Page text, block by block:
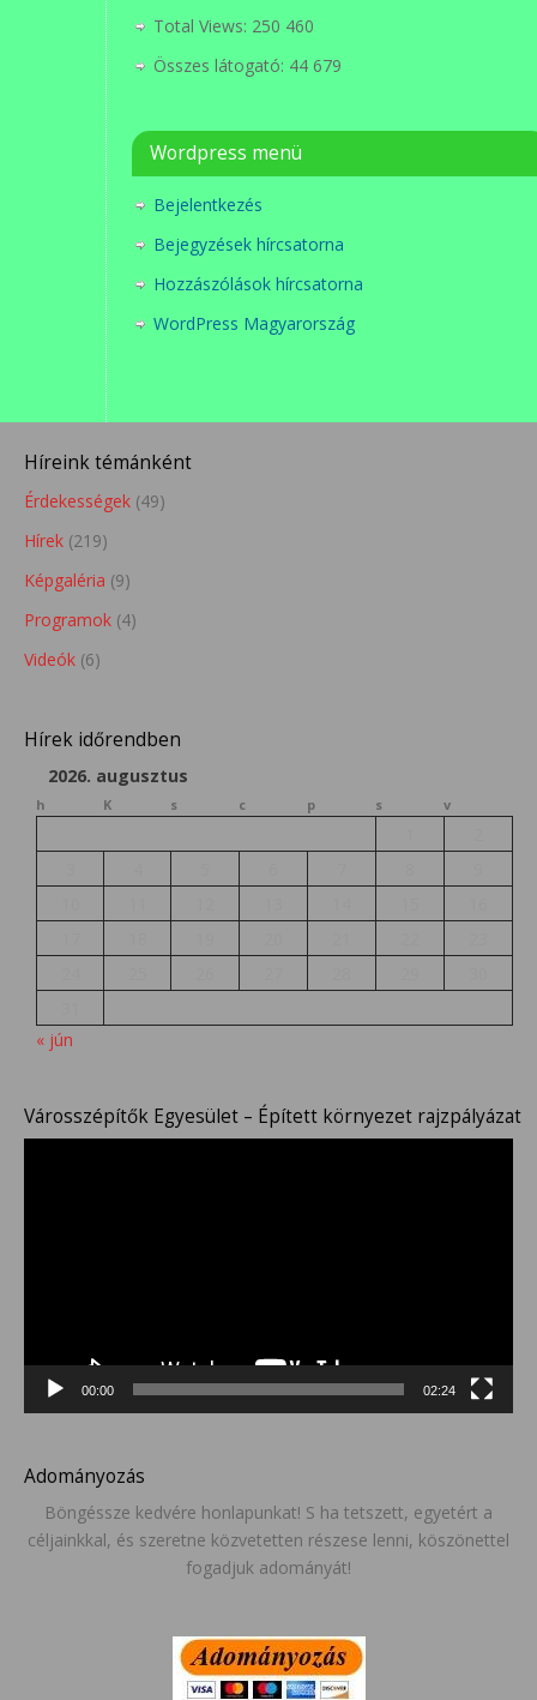
Total Views: 250 460
Összes látogató: 44 679
Wordpress menü
Bejelentkezés
Bejegyzések hírcsatorna
Hozzászólások hírcsatorna
WordPress Magyarország
Híreink témánként
Érdekességek (49)
Hírek (219)
Képgaléria (9)
Programok (4)
Videók (6)
Hírek időrendben
2026. augusztus
h K s c p s v
« jún
Városszépítők Egyesület – Épített környezet rajzpályázat
00:00 02:24
Adományozás
Böngéssze kedvére honlapunkat! S ha tetszett, egyetért a
céljainkkal, és szeretne közvetetten részese lenni, köszönettel
fogadjuk adományát!